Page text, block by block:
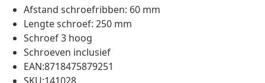
Afstand schroefribben: 60 mm
Lengte schroef: 250 mm
Schroef 3 hoog
Schroeven inclusief
EAN:8718475879251